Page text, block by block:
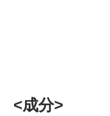
<成分>